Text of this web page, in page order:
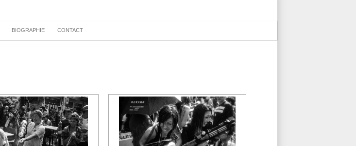
BIOGRAPHIE CONTACT